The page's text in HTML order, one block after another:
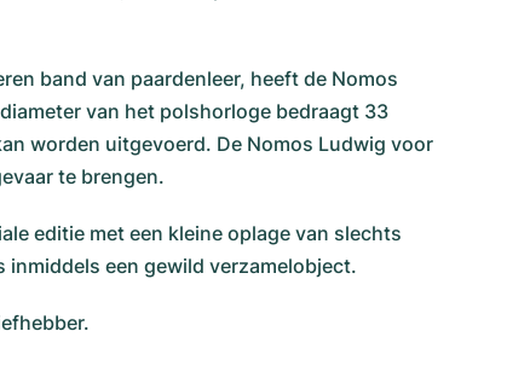
band van paardenleer, heeft de Nomos
van het polshorloge bedraagt 33
worden uitgevoerd. De Nomos Ludwig voor
te brengen.
editie met een kleine oplage van slechts
een gewild verzamelobject.